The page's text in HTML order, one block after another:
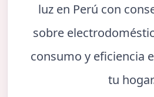
luz en Perú con
sobre
consumo y eficiencia
tu